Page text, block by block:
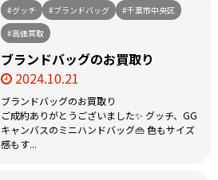
#グッチ #ブランドバッグ
#千葉市中央区
#高価買取
ブランドバッグのお買取り
2024.10.21
ブランドバッグのお買取り
ご成約ありがとうございました✨ グッチ、GG
キャンバスのミニハンドバッグ👜 色もサイズ
感もす...